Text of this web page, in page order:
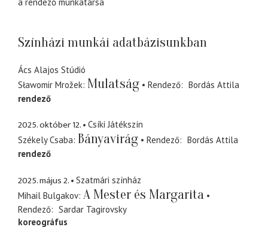
a rendező munkatársa
Színházi munkái adatbázisunkban
Ács Alajos Stúdió
Sławomir Mrožek Mulatság Rendező
Bordás Attila
rendező
2025. október 12.
Csíki Játékszín
Székely Csaba Bányavirág Rendező
Bordás Attila
rendező
2025. május 2.
Szatmári színház
Mihail Bulgakov A Mester és Margarita
Rendező
Sardar Tagirovsky
koreográfus